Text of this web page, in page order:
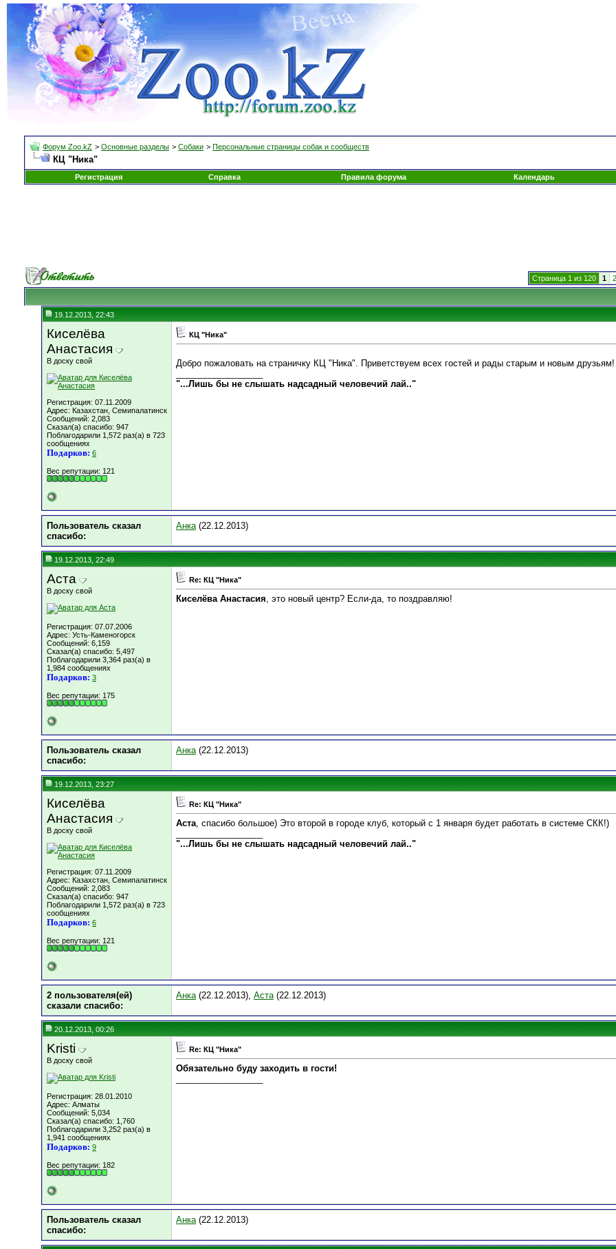
Форум Zoo.kZ > Основные разделы > Собаки > Персональные страницы собак и сообществ
КЦ "Ника"
Регистрация Справка Правила форума Календарь
Страница 1 из 120 1 2
19.12.2013, 22:43
Киселёва
Анастасия
В доску свой
Регистрация: 07.11.2009
Адрес: Казахстан, Семипалатинск
Сообщений: 2,083
Сказал(а) спасибо: 947
Поблагодарили 1,572 раз(а) в 723
сообщениях
Подарков: 6
Вес репутации: 121
КЦ "Ника"
Добро пожаловать на страничку КЦ "Ника". Приветствуем всех гостей и рады старым и новым
"...Лишь бы не слышать надсадный человечий лай.."
Пользователь сказал
cпасибо:
Анка(22.12.2013)
19.12.2013, 22:49
Аста
В доску свой
Регистрация: 07.07.2006
Адрес: Усть-Каменогорск
Сообщений: 6,159
Сказал(а) спасибо: 5,497
Поблагодарили 3,364 раз(а) в
1,984 сообщениях
Подарков: 3
Вес репутации: 175
Re: КЦ "Ника"
Киселёва Анастасия, это новый центр? Если-да, то поздравляю!
Пользователь сказал
cпасибо:
Анка(22.12.2013)
19.12.2013, 23:27
Киселёва
Анастасия
В доску свой
Регистрация: 07.11.2009
Адрес: Казахстан, Семипалатинск
Сообщений: 2,083
Сказал(а) спасибо: 947
Поблагодарили 1,572 раз(а) в 723
сообщениях
Подарков: 6
Вес репутации: 121
Re: КЦ "Ника"
Аста, спасибо большое) Это второй в городе клуб, который с 1 января будет работать в системе СКК!)
"...Лишь бы не слышать надсадный человечий лай.."
2 пользователя(ей)
сказали cпасибо:
Анка(22.12.2013), Аста(22.12.2013)
20.12.2013, 00:26
Kristi
В доску свой
Регистрация: 28.01.2010
Адрес: Алматы
Сообщений: 5,034
Сказал(а) спасибо: 1,760
Поблагодарили 3,252 раз(а) в
1,941 сообщениях
Подарков: 9
Вес репутации: 182
Re: КЦ "Ника"
Обязательно буду заходить в гости!
Пользователь сказал
cпасибо:
Анка(22.12.2013)